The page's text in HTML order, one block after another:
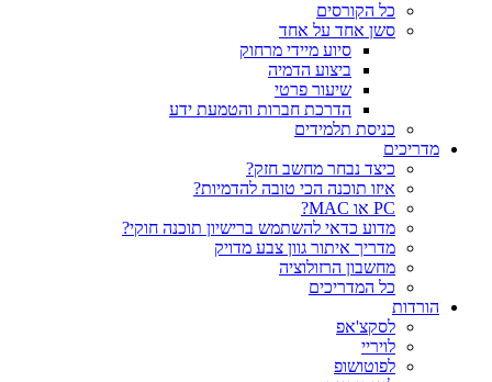
כל הקורסים
סשן אחד על אחד
סיוע מיידי מרחוק
ביצוע הדמיה
שיעור פרטי
הדרכת חברות והטמעת ידע
כניסת תלמידים
מדריכים
כיצד נבחר מחשב חזק?
איזו תוכנה הכי טובה להדמיות?‎‎
PC או MAC?
מדוע כדאי להשתמש ברישיון תוכנה חוקי?
מדריך איתור גוון צבע מדויק
מחשבון הרזולוציה
כל המדריכים
הורדות
לסקצ'אפ
לויריי
לפוטושופ